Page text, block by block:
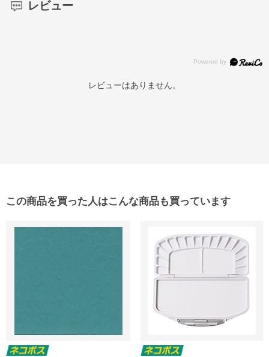
レビュー
レビューはありません。
この商品を買った人はこんな商品も買っています